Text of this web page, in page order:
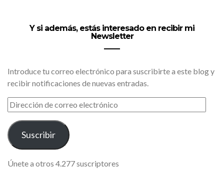
Y si además, estás interesado en recibir mi
Newsletter
Introduce tu correo electrónico para suscribirte a este blog y
recibir notificaciones de nuevas entradas.
DIRECCIÓN
DE
CORREO
ELECTRÓNICO
Suscribir
Únete a otros 4.277 suscriptores